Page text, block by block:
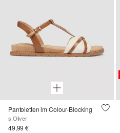
Pantoletten im Colour-Blocking
s.Oliver
49,99 €